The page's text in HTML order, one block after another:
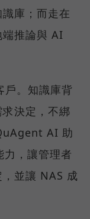
庫；而走在
端推論與 AI
戶。知識庫背
決定，不綁
AI 助
力，讓管理者
並讓 NAS 成